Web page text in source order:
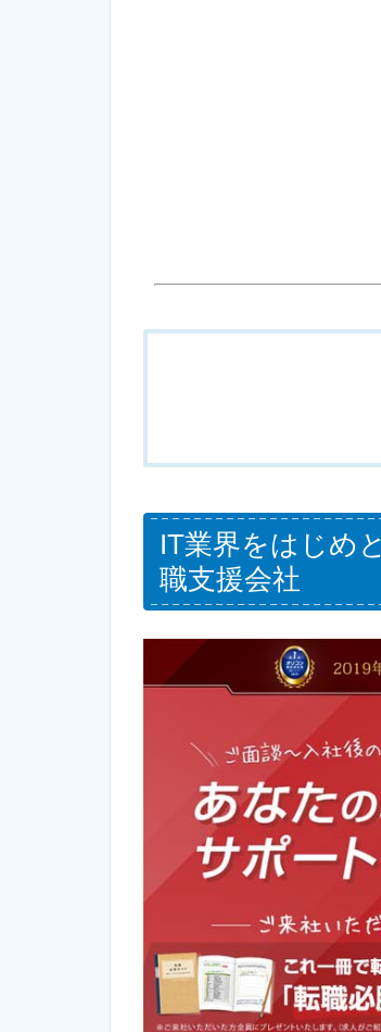
IT業界をはじめ
職支援会社